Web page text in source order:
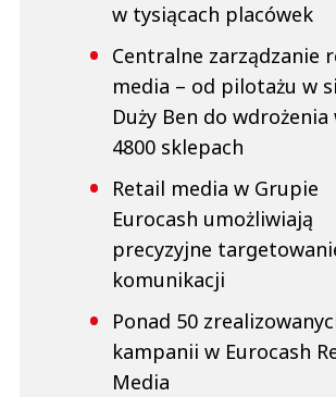
w tysiącach placówek
Centralne zarządzanie
media – od pilotażu w
Duży Ben do wdrożenia
4800 sklepach
Retail media w Grupie
Eurocash umożliwiają
precyzyjne
komunikacji
Ponad 50
kampanii w Eurocash
Media